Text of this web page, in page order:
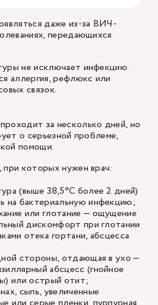
даже из-за ВИЧ-
передающихся
не исключает инфекцию.
аллергия, рефлюкс или
связок.
за несколько дней, но
о серьезной проблеме,
помощи.
при которых нуженврач:
(выше 38,5°C более 2 дней)
на бактериальную инфекцию;
или глотание — ощущение
дискомфорт при глотании
отека гортани, абсцесса
стороны, отдающая в ухо —
абсцесс (гнойное
или острый отит;
сыпь, увеличенные